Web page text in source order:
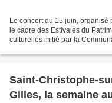
Le concert du 15 juin,
le cadre des Estivales du
culturelles initié par la
Saint-Christophe-
Gilles, la semaine